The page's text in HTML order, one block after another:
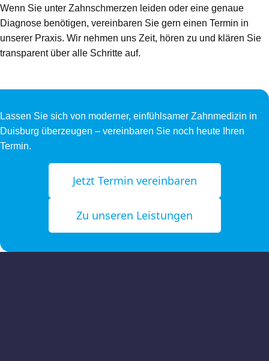
Wenn Sie unter Zahnschmerzen leiden oder eine genaue
Diagnose benötigen, vereinbaren Sie gern einen Termin in
unserer Praxis. Wir nehmen uns Zeit, hören zu und klären Sie
transparent über alle Schritte auf.
Lassen Sie sich von moderner, einfühlsamer Zahnmedizin in
Duisburg überzeugen – vereinbaren Sie noch heute Ihren
Termin.
Jetzt Termin vereinbaren
Zu unseren Leistungen